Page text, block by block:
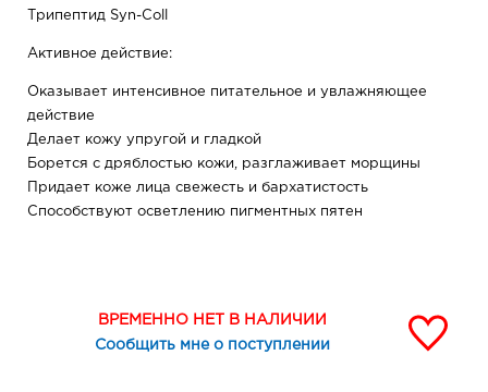
Трипептид Syn-Coll
Активное действие:
Оказывает интенсивное питательное и увлажняющее
действие
Делает кожу упругой и гладкой
Борется с дряблостью кожи, разглаживает морщины
Придает коже лица свежесть и бархатистость
Способствуют осветлению пигментных пятен
ВРЕМЕННО НЕТ В НАЛИЧИИ
Сообщить мне о поступлении